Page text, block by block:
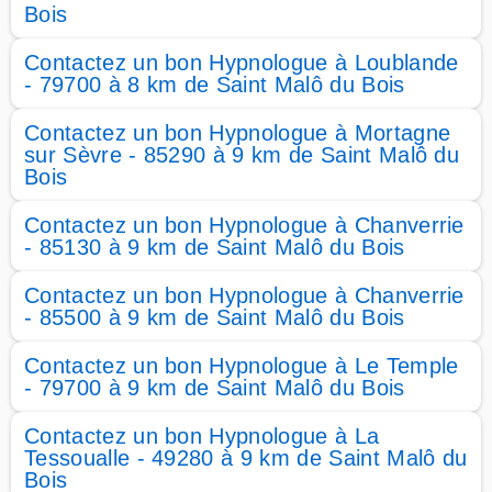
Bois
Contactez un bon Hypnologue à Loublande
- 79700 à 8 km de Saint Malô du Bois
Contactez un bon Hypnologue à Mortagne
sur Sèvre - 85290 à 9 km de Saint Malô du
Bois
Contactez un bon Hypnologue à Chanverrie
- 85130 à 9 km de Saint Malô du Bois
Contactez un bon Hypnologue à Chanverrie
- 85500 à 9 km de Saint Malô du Bois
Contactez un bon Hypnologue à Le Temple
- 79700 à 9 km de Saint Malô du Bois
Contactez un bon Hypnologue à La
Tessoualle - 49280 à 9 km de Saint Malô du
Bois